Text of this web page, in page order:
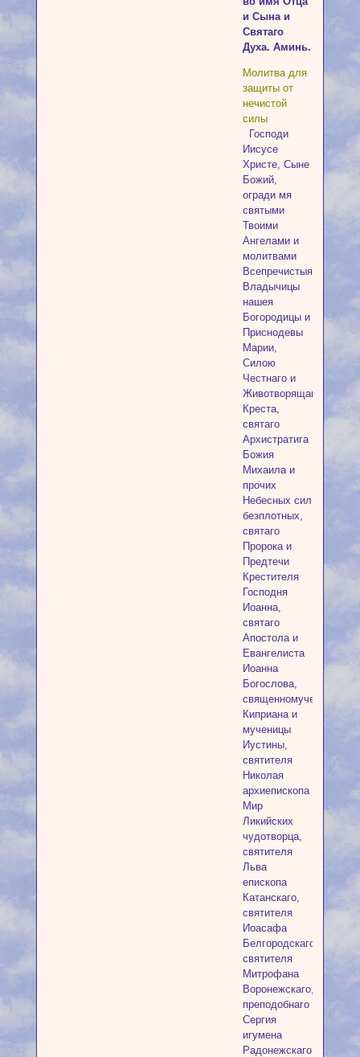
и Сына и
Святаго
Духа. Аминь.
Молитва для
защиты от
нечистой
силы
Господи
Иисусе
Христе, Сыне
Божий,
огради мя
святыми
Твоими
Ангелами и
молитвами
Всепречистыя
Владычицы
нашея
Богородицы и
Приснодевы
Марии,
Силою
Честнаго и
Животворящаго
Креста,
святаго
Архистратига
Божия
Михаила и
прочих
Небесных сил
безплотных,
святаго
Пророка и
Предтечи
Крестителя
Господня
Иоанна,
святаго
Апостола и
Евангелиста
Иоанна
Богослова,
священномученика
Киприана и
мученицы
Иустины,
святителя
Николая
архиепископа
Мир
Ликийских
чудотворца,
святителя
Льва
епископа
Катанскаго,
святителя
Иоасафа
Белгородскаго,
святителя
Митрофана
Воронежскаго,
преподобнаго
Сергия
игумена
Радонежскаго,